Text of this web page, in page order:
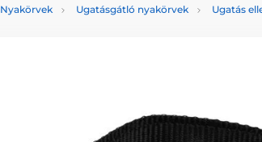
Nyakörvek Ugatásgátló nyakörvek Ugatás